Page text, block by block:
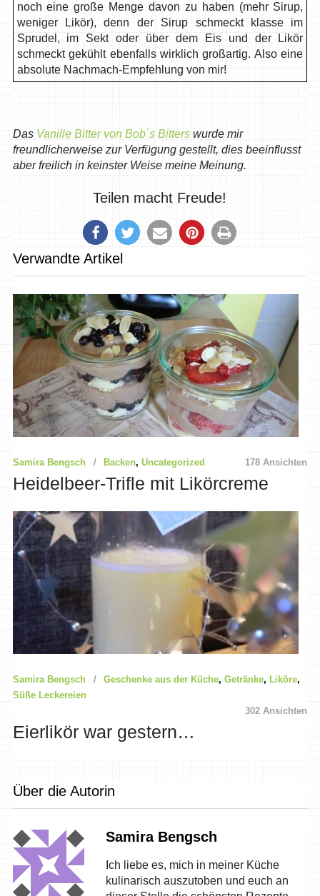
noch eine große Menge davon zu haben (mehr Sirup,
weniger Likör), denn der Sirup schmeckt klasse im
Sprudel, im Sekt oder über dem Eis und der Likör
schmeckt gekühlt ebenfalls wirklich großartig. Also eine
absolute Nachmach-Empfehlung von mir!
Das Vanille Bitter von Bob´s Bitterswurde mir
freundlicherweise zur Verfügung gestellt, dies beeinflusst
aber freilich in keinster Weise meine Meinung.
Teilen macht Freude!
Verwandte Artikel
Samira Bengsch Backen, Uncategorized 178 Ansichten
Heidelbeer-Trifle mit Likörcreme
Samira Bengsch Geschenke aus der Küche, Getränke, Liköre,
Süße Leckereien
302 Ansichten
Eierlikör war gestern…
Über die Autorin
Samira Bengsch
Ich liebe es, mich in meiner Küche
kulinarisch auszutoben und euch an